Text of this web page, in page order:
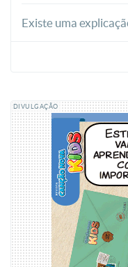
Existe uma
DIVULGAÇÃO